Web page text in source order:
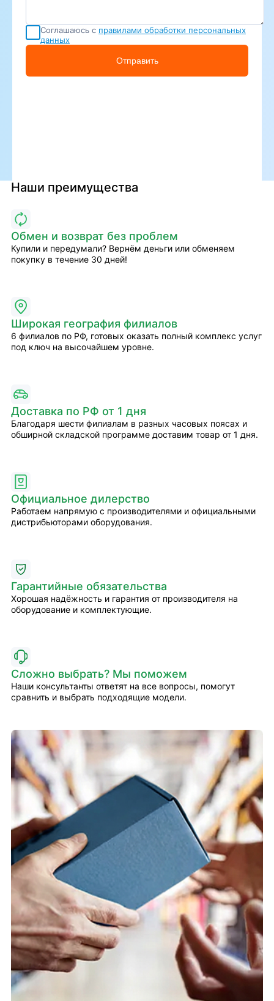
Соглашаюсь с правилами обработки персональных
данных
Отправить
Наши преимущества
Обмен и возврат без проблем
Купили и передумали? Вернём деньги или обменяем
покупку в течение 30 дней!
Широкая география филиалов
6 филиалов по РФ, готовых оказать полный комплекс услуг
под ключ на высочайшем уровне.
Доставка по РФ от 1 дня
Благодаря шести филиалам в разных часовых поясах и
обширной складской программе доставим товар от 1 дня.
Официальное дилерство
Работаем напрямую с производителями и официальными
дистрибьюторами оборудования.
Гарантийные обязательства
Хорошая надёжность и гарантия от производителя на
оборудование и комплектующие.
Сложно выбрать? Мы поможем
Наши консультанты ответят на все вопросы, помогут
сравнить и выбрать подходящие модели.